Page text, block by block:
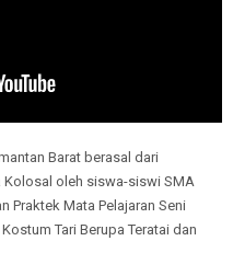
Barat berasal dari
oleh siswa-siswi SMA
Praktek Mata Pelajaran Seni
Tari Berupa Teratai dan